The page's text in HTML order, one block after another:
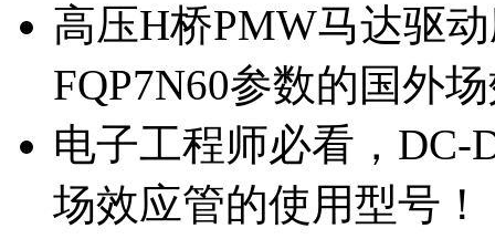
高压H桥PMW马达驱
FQP7N60参数的国外
电子工程师必看，DC-
场效应管的使用型号！